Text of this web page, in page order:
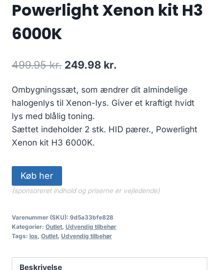
Powerlight Xenon kit H3
6000K
499.95kr. Den
pris
var:
499.95 kr..
249.98 kr.
pris
249.98 kr..
Ombygningssæt, som ændrer dit almindelige
halogenlys til Xenon-lys. Giver et kraftigt hvidt
lys med blålig toning.
Sættet indeholder 2 stk. HID pærer., Powerlight
Xenon kit H3 6000K.
Køb her
(sponsoreret indhold og priserne er vejledende)
Varenummer (SKU): 9d5a33bfe828
Kategorier: Outlet, Udvendig tilbehør
Tags: los, Outlet, Udvendig tilbehør
Beskrivelse